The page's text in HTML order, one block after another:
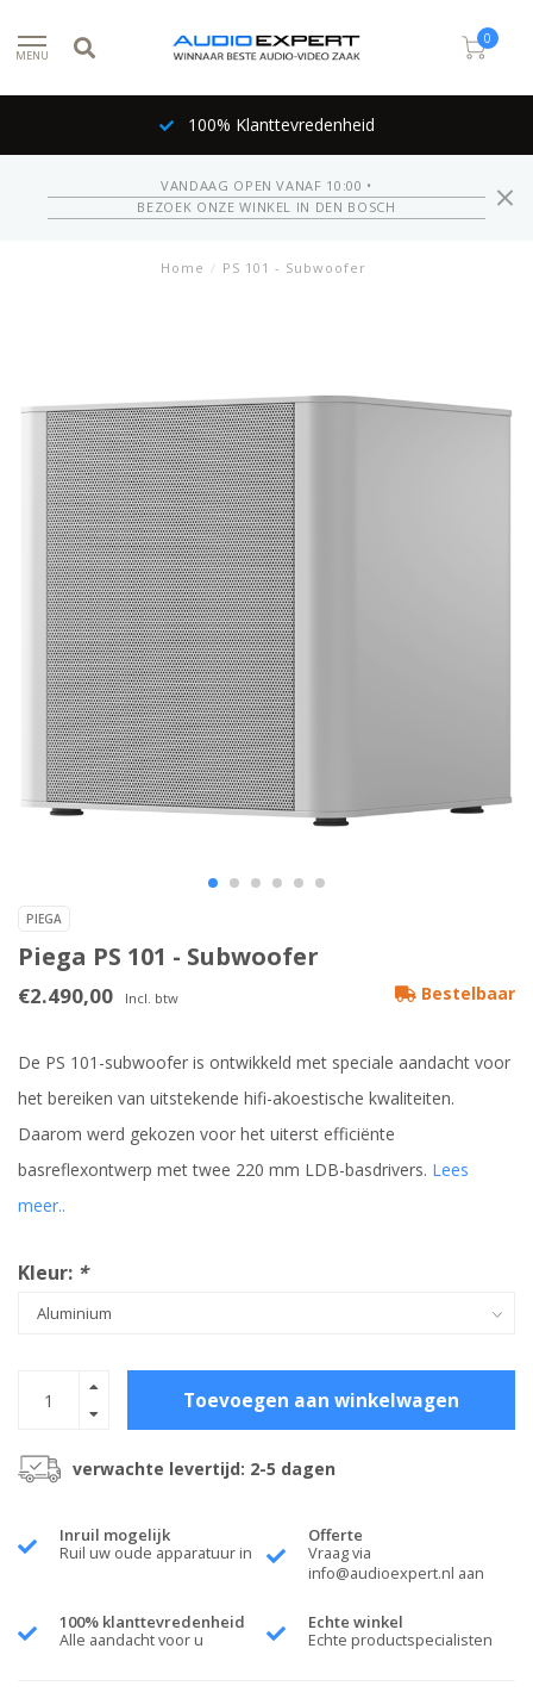
MENU
0
100% Klanttevredenheid
VANDAAG OPEN VANAF 10:00 •
BEZOEK ONZE WINKEL IN DEN BOSCH
Home / PS 101 - Subwoofer
PIEGA
Piega PS 101 - Subwoofer
€2.490,00 Incl. btw Bestelbaar
De PS 101-subwoofer is ontwikkeld met speciale aandacht voor
het bereiken van uitstekende hifi-akoestische kwaliteiten.
Daarom werd gekozen voor het uiterst efficiënte
basreflexontwerp met twee 220 mm LDB-basdrivers. Lees
meer..
Kleur: *
Toevoegen aan winkelwagen
verwachte levertijd: 2-5 dagen
Inruil mogelijk
Ruil uw oude apparatuur in
Offerte
Vraag via
info@audioexpert.nl aan
100% klanttevredenheid
Alle aandacht voor u
Echte winkel
Echte productspecialisten